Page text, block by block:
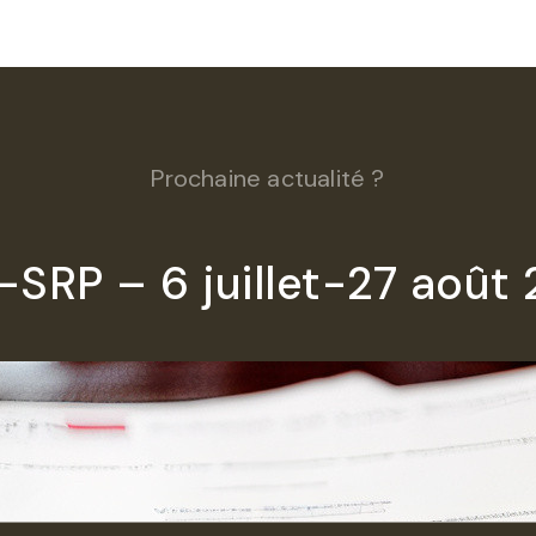
Prochaine actualité ?
SRP – 6 juillet-27 août